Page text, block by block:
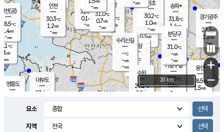
의도
℃
m/s
mm
영흥도
과천
27.9℃
0.3m/s
- mm
용인
28.5℃
1.5m/s
경기광주
27.3℃
1.2m/s
-mm
대부도
27.4
-mm
의왕
- ℃
m/s
mm
광명
32.2 ℃
1.1 m/s
-mm
32.0℃
0.1 m/s
-mm
31.0℃
0.7m/s
-mm
송파*
31.8℃
1.4m/s
-mm
서초
30.2℃
1.0m/s
-mm
기흥구갈
29.5℃
0.6m/s
-
수리산길
-℃
-m/s
-mm
분당구
31.0℃
-m/s
-mm
인천(공)
28.5℃
1.4m/s
-mm
-mm
수원
29.1℃
0.2 m/s
인천
30.3℃
1.2m/s
-mm
-mm
+
−
20 km
요소
지역